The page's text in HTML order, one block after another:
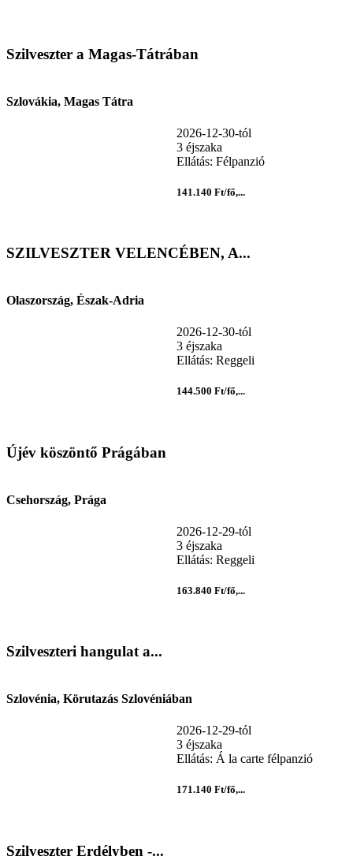
Szilveszter a Magas-Tátrában
Szlovákia, Magas Tátra
2026-12-30-tól
3 éjszaka
Ellátás: Félpanzió
141.140 Ft/fő,...
SZILVESZTER VELENCÉBEN, A...
Olaszország, Észak-Adria
2026-12-30-tól
3 éjszaka
Ellátás: Reggeli
144.500 Ft/fő,...
Újév köszöntő Prágában
Csehország, Prága
2026-12-29-tól
3 éjszaka
Ellátás: Reggeli
163.840 Ft/fő,...
Szilveszteri hangulat a...
Szlovénia, Körutazás Szlovéniában
2026-12-29-tól
3 éjszaka
Ellátás: Á la carte félpanzió
171.140 Ft/fő,...
Szilveszter Erdélyben -...